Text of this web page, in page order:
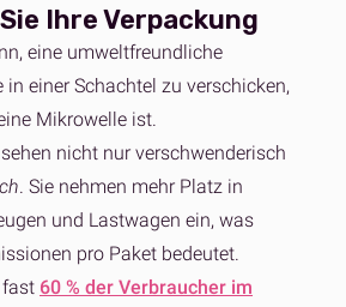
Ihre Verpackung
eine umweltfreundliche
einer Schachtel zu verschicken,
Mikrowelle ist.
nicht nur verschwenderisch
. Sie nehmen mehr Platz in
und Lastwagen ein, was
pro Paket bedeutet.
fast 60 % der Verbraucher im